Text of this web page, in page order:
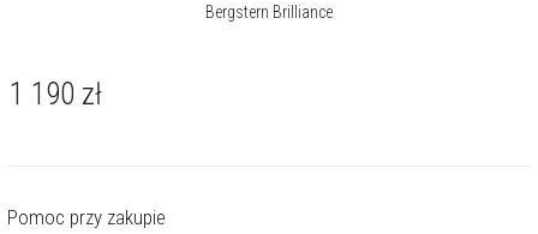
Bergstern Brilliance
1 190 zł
Pomoc przy zakupie